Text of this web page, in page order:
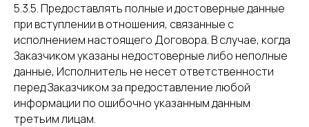
5.3.5. Предоставлять полные и достоверные данные
при вступлении в отношения, связанные с
исполнением настоящего Договора. В случае, когда
Заказчиком указаны недостоверные либо неполные
данные, Исполнитель не несет ответственности
перед Заказчиком за предоставление любой
информации по ошибочно указанным данным
третьим лицам.